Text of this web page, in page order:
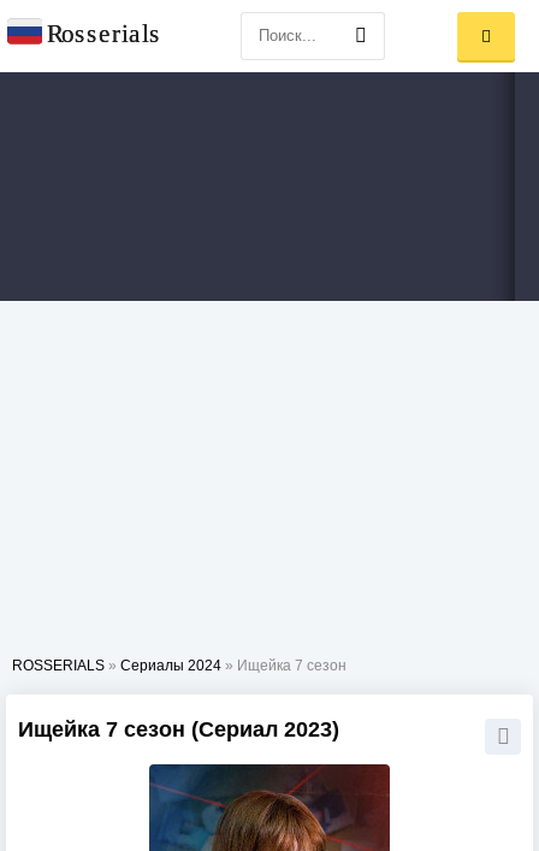
ROSSERIALS » Сериалы 2024 » Ищейка 7 сезон
Ищейка 7 сезон (Сериал 2023)